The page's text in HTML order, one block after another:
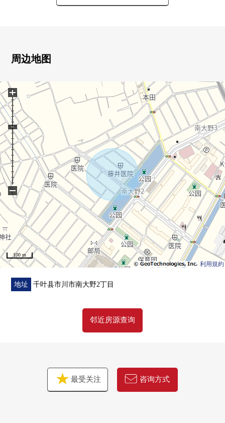
公交站"姬宫住宅小区入口"停歩1分
・在阳光和开放感觉方面在东南、西南角地优秀的位置
行道的公路是接道
・在建筑包含条件待售土地，没有
・能在喜欢的House厂商，建筑公司建造
・建筑面积比60%，容积率200%
▼周边环境
・周围有超市以及便利店，药妆店，便于购物
■在找想要的家方面给予帮助的━━━━━・・・
房源的详细、需讨论是如有意向，请跟我们联系。
周边地图
利用規約
100 m
+
−
地址 千叶县市川市南大野2丁目
邻近房源查询
最受关注 咨询方式